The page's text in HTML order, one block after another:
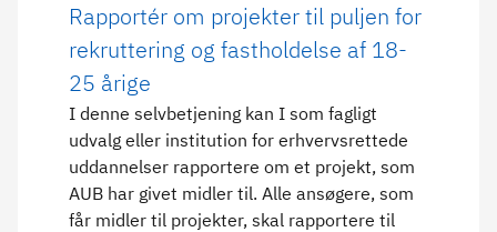
Rapportér om projekter til puljen for
rekruttering og fastholdelse af 18-
25 årige
I denne selvbetjening kan I som fagligt
udvalg eller institution for erhvervsrettede
uddannelser rapportere om et projekt, som
AUB har givet midler til. Alle ansøgere, som
får midler til projekter, skal rapportere til